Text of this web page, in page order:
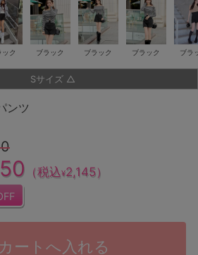
ック ブラック ブラック ブラック ブラ
Sサイズ △
ンツ
（税込¥2,145）
カートへ入れる